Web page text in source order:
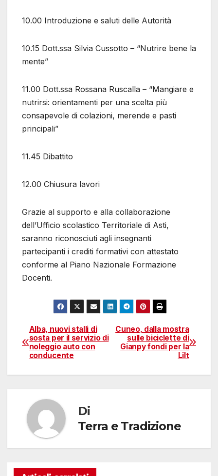
10.00 Introduzione e saluti delle Autorità
10.15 Dott.ssa Silvia Cussotto – “Nutrire bene la
mente”
11.00 Dott.ssa Rossana Ruscalla – “Mangiare e
nutrirsi: orientamenti per una scelta più
consapevole di colazioni, merende e pasti
principali”
11.45 Dibattito
12.00 Chiusura lavori
Grazie al supporto e alla collaborazione
dell’Ufficio scolastico Territoriale di Asti,
saranno riconosciuti agli insegnanti
partecipanti i crediti formativi con attestato
conforme al Piano Nazionale Formazione
Docenti.
Navigazione
articoli
Cuneo, dalla mostra
sulle biciclette di
Gianpy fondi per la
Lilt
Alba, nuovi stalli di
sosta per il servizio di
noleggio auto con
conducente
Di
Terra e Tradizione